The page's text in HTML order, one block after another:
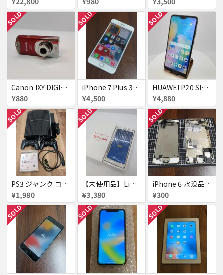
SOLD
Canon IXY DIGITAL L3 ズームレンズ不良
¥880
SOLD
iPhone 7 Plus 32GB
¥4,500
SOLD
HUAWEI P20 SIMフリー 861197043272279
¥4,880
SOLD
PS3 ジャンク コントローラー付き
¥1,980
SOLD
【未使用品】Libero S10 Softbank
¥3,380
SOLD
iPhone 6 水没品 ネジなど部品取り用
¥300
SOLD SOLD SOLD